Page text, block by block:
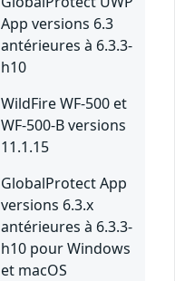
App versions 6.3
antérieures à 6.3.3-
h10
WildFire WF-500 et
WF-500-B versions
11.1.15
GlobalProtect App
versions 6.3.x
antérieures à 6.3.3-
h10 pour Windows
et macOS